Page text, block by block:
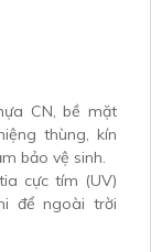
CN, bề mặt
thùng, kín
bảo vệ sinh.
cực tím (UV)
để ngoài trời